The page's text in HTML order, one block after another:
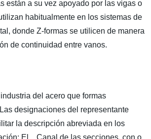
están a su vez apoyado por las vigas o
habitualmente en los sistemas de
donde Z-formas se utilicen de manera
de continuidad entre vanos.
del acero que formas
designaciones del representante
la descripción abreviada en los
El Canal de las secciones, con o